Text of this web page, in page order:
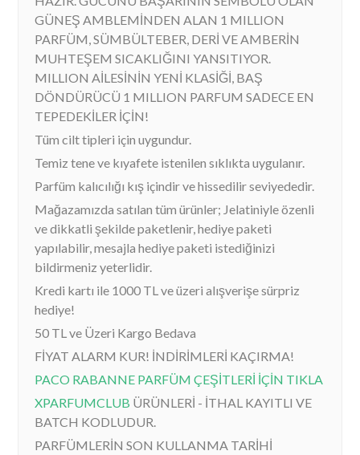
GÜNEŞ AMBLEMİNDEN ALAN 1 MILLION
PARFÜM, SÜMBÜLTEBER, DERİ VE AMBERİN
MUHTEŞEM SICAKLIĞINI YANSITIYOR.
MILLION AİLESİNİN YENİ KLASİĞİ, BAŞ
DÖNDÜRÜCÜ 1 MILLION PARFUM SADECE EN
TEPEDEKİLER İÇİN!
Tüm cilt tipleri için uygundur.
Temiz tene ve kıyafete istenilen sıklıkta uygulanır.
Parfüm kalıcılığı kış içindir ve hissedilir seviyededir.
Mağazamızda satılan tüm ürünler; Jelatiniyle özenli
ve dikkatli şekilde paketlenir, hediye paketi
yapılabilir, mesajla hediye paketi istediğinizi
bildirmeniz yeterlidir.
Kredi kartı ile 1000 TL ve üzeri alışverişe sürpriz
hediye!
50 TL ve Üzeri Kargo Bedava
FİYAT ALARM KUR! İNDİRİMLERİ KAÇIRMA!
PACO RABANNE PARFÜM ÇEŞİTLERİ İÇİN TIKLA
XPARFUMCLUB ÜRÜNLERİ - İTHAL KAYITLI VE
BATCH KODLUDUR.
PARFÜMLERİN SON KULLANMA TARİHİ